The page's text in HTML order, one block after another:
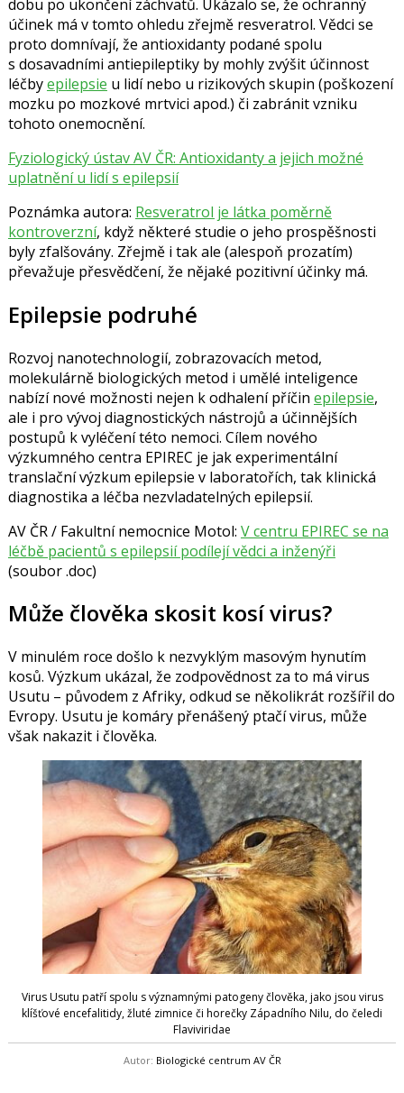
dobu po ukončení záchvatů. Ukázalo se, že ochranný
účinek má v tomto ohledu zřejmě resveratrol. Vědci se
proto domnívají, že antioxidanty podané spolu
s dosavadními antiepileptiky by mohly zvýšit účinnost
léčbyepilepsie u lidí nebo u rizikových skupin (poškození
mozku po mozkové mrtvici apod.) či zabránit vzniku
tohoto onemocnění.
Fyziologický ústav AV ČR: Antioxidanty a jejich možné
uplatnění u lidí s epilepsií
Poznámka autora: Resveratrol je látka poměrně
kontroverzní, když některé studie o jeho prospěšnosti
byly zfalšovány. Zřejmě i tak ale (alespoň prozatím)
převažuje přesvědčení, že nějaké pozitivní účinky má.
Epilepsie podruhé
Rozvoj nanotechnologií, zobrazovacích metod,
molekulárně biologických metod i umělé inteligence
nabízí nové možnosti nejen k odhalení příčin epilepsie,
ale i pro vývoj diagnostických nástrojů a účinnějších
postupů k vyléčení této nemoci. Cílem nového
výzkumného centra EPIREC je jak experimentální
translační výzkum epilepsie v laboratořích, tak klinická
diagnostika a léčba nezvladatelných epilepsií.
AV ČR / Fakultní nemocnice Motol: V centru EPIREC se na
léčbě pacientů s epilepsií podílejí vědci a inženýři
(soubor .doc)
Může člověka skosit kosí virus?
V minulém roce došlo k nezvyklým masovým hynutím
kosů. Výzkum ukázal, že zodpovědnost za to má virus
Usutu – původem z Afriky, odkud se několikrát rozšířil do
Evropy. Usutu je komáry přenášený ptačí virus, může
však nakazit i člověka.
Virus Usutu patří spolu s významnými patogeny člověka, jako jsou virus
klíšťové encefalitidy, žluté zimnice či horečky Západního Nilu, do čeledi
Flaviviridae
Autor: Biologické centrum AV ČR